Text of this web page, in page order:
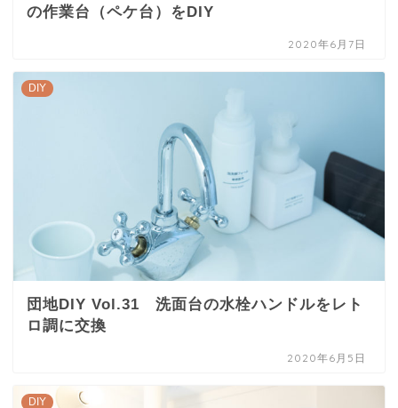
の作業台（ペケ台）をDIY
2020年6月7日
DIY
団地DIY Vol.31 洗面台の水栓ハンドルをレト
ロ調に交換
2020年6月5日
DIY